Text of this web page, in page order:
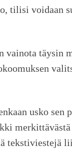
tilisi voidaan
vainota täysin
usko sen
tekstiviestejä